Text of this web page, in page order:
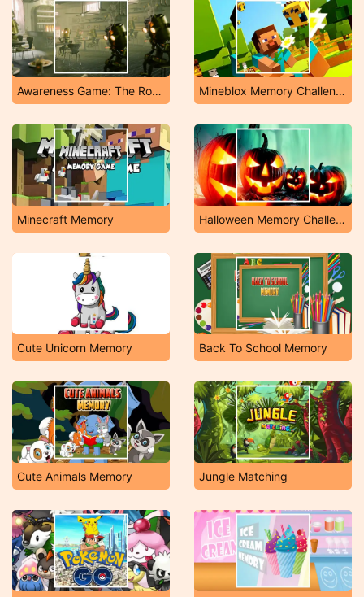
Awareness Game: The Robot Bar Mineblox Memory Challenge
Minecraft Memory Halloween Memory Challenge
Cute Unicorn Memory Back To School Memory
Cute Animals Memory Jungle Matching